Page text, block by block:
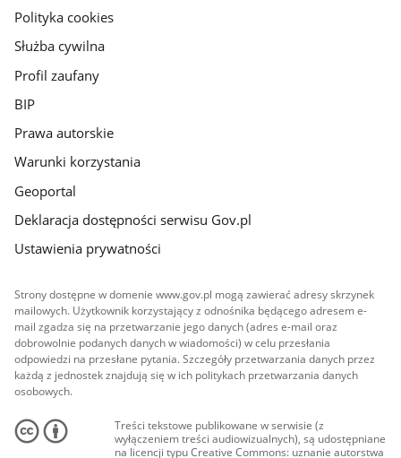
gov.pl
Polityka cookies
Służba cywilna
Profil zaufany
BIP
Prawa autorskie
Warunki korzystania
Geoportal
Deklaracja dostępności serwisu Gov.pl
Ustawienia prywatności
Strony dostępne w domenie www.gov.pl mogą zawierać adresy skrzynek
mailowych. Użytkownik korzystający z odnośnika będącego adresem e-
mail zgadza się na przetwarzanie jego danych (adres e-mail oraz
dobrowolnie podanych danych w wiadomości) w celu przesłania
odpowiedzi na przesłane pytania. Szczegóły przetwarzania danych przez
każdą z jednostek znajdują się w ich politykach przetwarzania danych
osobowych.
Treści tekstowe publikowane w serwisie (z
wyłączeniem treści audiowizualnych), są udostępniane
na licencji typu Creative Commons: uznanie autorstwa